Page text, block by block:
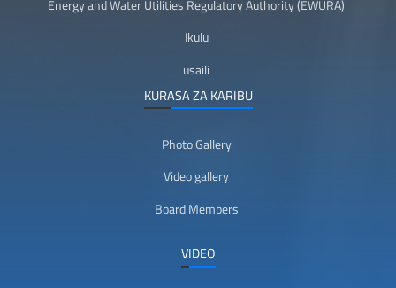
Energy and Water Utilities Regulatory Authority (EWURA)
Ikulu
usaili
KURASA ZA KARIBU
Photo Gallery
Video gallery
Board Members
VIDEO